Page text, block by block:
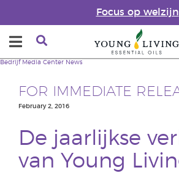
Focus op welzijn
Bedrijf Media Center News
FOR IMMEDIATE
February 2, 2016
De jaarlijkse
van Young